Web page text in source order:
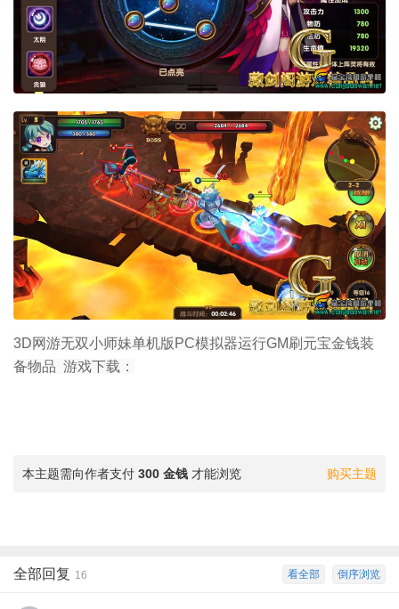
3D网游无双小师妹单机版PC模拟器运行GM刷元宝金钱装
备物品 游戏下载：
购买主题
本主题需向作者支付 300 金钱 才能浏览
倒序浏览
看全部
全部回复 16